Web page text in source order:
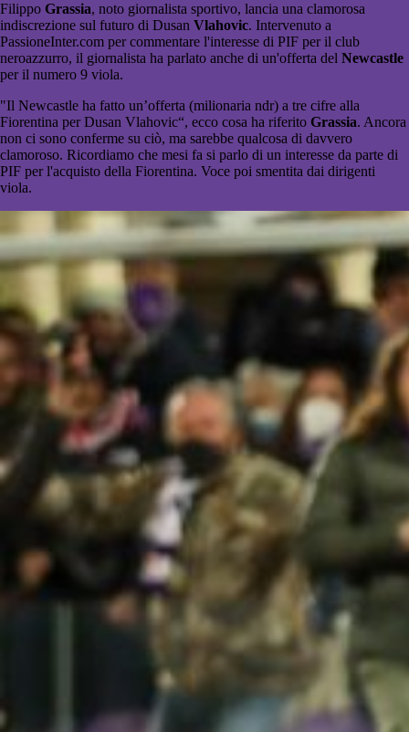
Filippo Grassia, noto giornalista sportivo, lancia una clamorosa
indiscrezione sul futuro di Dusan Vlahovic. Intervenuto a
PassioneInter.com per commentare l'interesse di PIF per il club
neroazzurro, il giornalista ha parlato anche di un'offerta del Newcastle
per il numero 9 viola.
"Il Newcastle ha fatto un’offerta (milionaria ndr) a tre cifre alla
Fiorentina per Dusan Vlahovic“, ecco cosa ha riferito Grassia. Ancora
non ci sono conferme su ciò, ma sarebbe qualcosa di davvero
clamoroso. Ricordiamo che mesi fa si parlo di un interesse da parte di
PIF per l'acquisto della Fiorentina. Voce poi smentita dai dirigenti
viola.